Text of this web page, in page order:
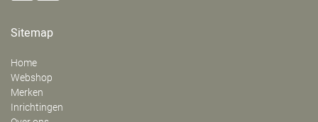
Sitemap
Home
Webshop
Merken
Inrichtingen